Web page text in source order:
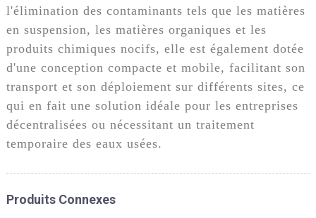
l'élimination des contaminants tels que les matières
en suspension, les matières organiques et les
produits chimiques nocifs, elle est également dotée
d'une conception compacte et mobile, facilitant son
transport et son déploiement sur différents sites, ce
qui en fait une solution idéale pour les entreprises
décentralisées ou nécessitant un traitement
temporaire des eaux usées.
Produits Connexes